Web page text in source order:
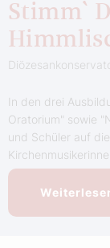
Stimm`
In den drei
Oratorium" sowie
und Schüler auf